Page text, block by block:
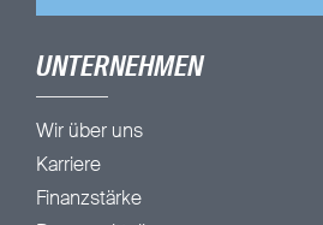
UNTERNEHMEN
Wir über uns
Karriere
Finanzstärke